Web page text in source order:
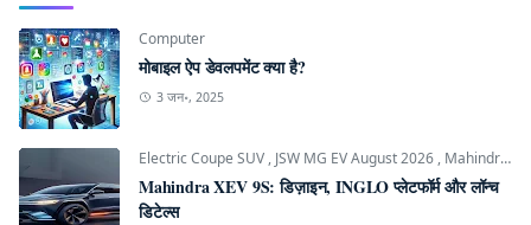
Computer
मोबाइल ऐप डेवलपमेंट क्या है?
3 जन॰, 2025
Electric Coupe SUV , JSW MG EV August 2026 , Mahindra INGLO Platform
Mahindra XEV 9S: डिज़ाइन, INGLO प्लेटफॉर्म और लॉन्च
डिटेल्स